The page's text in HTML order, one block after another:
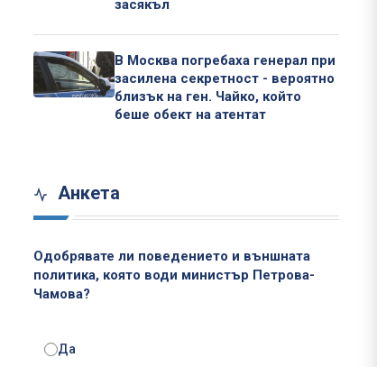
засякъл
В Москва погребаха генерал при
засилена секретност - вероятно
близък на ген. Чайко, който
беше обект на атентат
Анкета
Одобрявате ли поведението и външната
политика, която води министър Петрова-
Чамова?
Да